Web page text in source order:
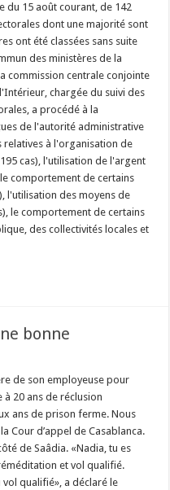
du 15 août courant, de 142
dont une majorité sont
ont été classées sans suite
des ministères de la
commission centrale conjointe
chargée du suivi des
a procédé à la
de l'autorité administrative
relatives à l'organisation de
cas), l'utilisation de l'argent
comportement de certains
l'utilisation des moyens de
le comportement de certains
des collectivités locales et
bonne
de son employeuse pour
20 ans de réclusion
ans de prison ferme. Nous
Cour d’appel de Casablanca.
de Saâdia. «Nadia, tu es
et vol qualifié.
vol qualifié», a déclaré le